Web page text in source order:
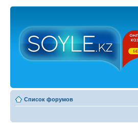
Список форумов